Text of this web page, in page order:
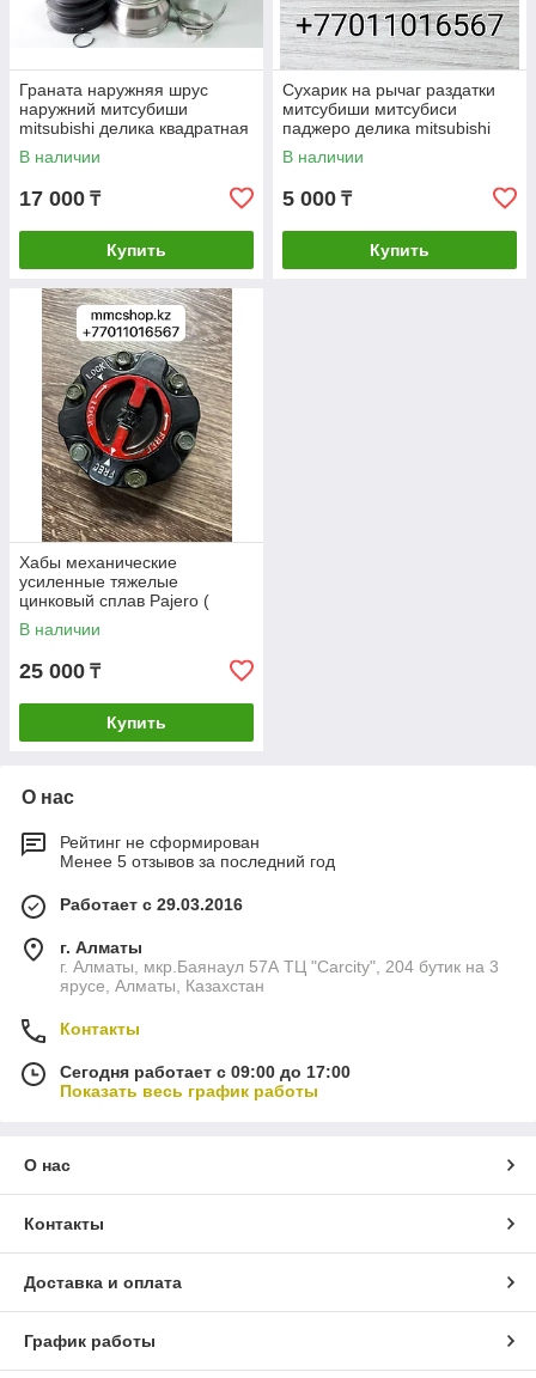
Граната наружняя шрус
наружний митсубиши
mitsubishi делика квадратная
delica кирпич запчасти на
квадратную
В наличии
17 000 ₸
Купить
Сухарик на рычаг раздатки
митсубиши митсубиси
паджеро делика mitsubishi
pajero delica запчасти
В наличии
5 000 ₸
Купить
Хабы механические
усиленные тяжелые
цинковый сплав Pajero (
Паджеро ) Delica ( Делика
Булка , MD886389
Квадратная ) Montero Sport
В наличии
25 000 ₸
Купить
О нас
Рейтинг не сформирован
Менее 5 отзывов за последний год
Работает с 29.03.2016
г. Алматы
г. Алматы, мкр.Баянаул 57А ТЦ "Carcity", 204 бутик на 3
ярусе, Алматы, Казахстан
Контакты
Сегодня работает с 09:00 до 17:00
Показать весь график работы
О нас
Контакты
Доставка и оплата
График работы